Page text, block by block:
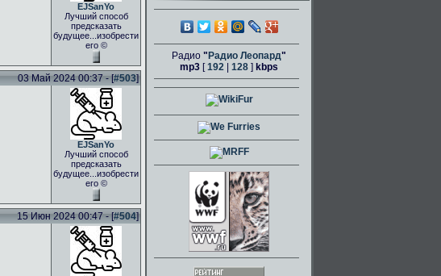
EJSanYo
Лучший способ
предсказать
будущее...изобрести
его ©
03 Май 2024 00:37 - [#503]
EJSanYo
Лучший способ
предсказать
будущее...изобрести
его ©
15 Июн 2024 00:47 - [#504]
Радио " Радио Леопард"
mp3 [192 128 ] kbps